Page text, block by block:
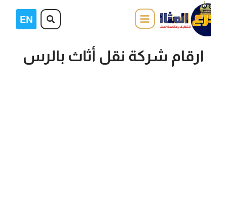
ارقام شركة نقل أثاث بالرس